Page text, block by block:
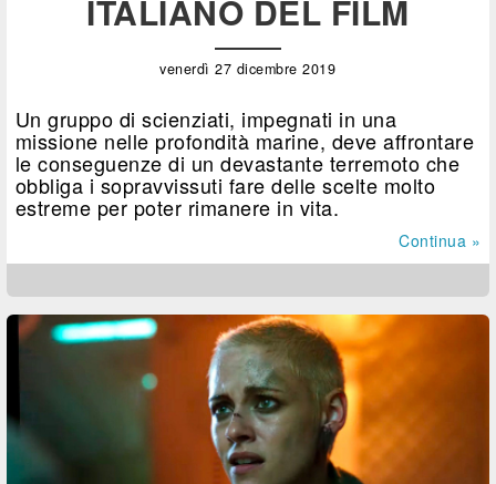
ITALIANO DEL FILM
venerdì 27 dicembre 2019
Un gruppo di scienziati, impegnati in una
missione nelle profondità marine, deve affrontare
le conseguenze di un devastante terremoto che
obbliga i sopravvissuti fare delle scelte molto
estreme per poter rimanere in vita.
Continua »